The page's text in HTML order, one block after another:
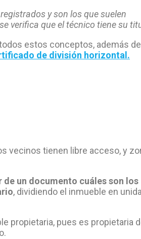
y son los que suelen
verifica que el técnico tiene su
estos conceptos, además de
de división horizontal.
vecinos tienen libre acceso, y
un documento cuáles son los
, dividiendo el inmueble en
propietaria, pues es propietaria